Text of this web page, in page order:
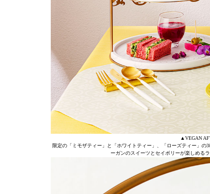
▲VEGAN
限定の「ミモザティー」と「ホワイトティー」、「ローズティー」
ーガンのスイーツとセイボリーが楽しめる